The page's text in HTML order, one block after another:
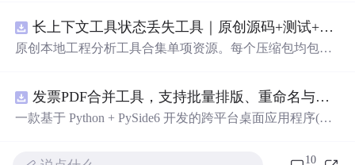
权环境下的可控实验与工程化思维。
长上下文工具状态丢失工具｜原创源码+测试+离线报告
原创本地工程分析工具合集单项资源。每个压缩包均包含
行效果图、README、运行说明、功能清单、MIT License
及原创授权声明。Node.js 18+ 可直接运行，零第三方运行
发票PDF合并工具，支持批量排版、重命名与查重（源码附安装部署教程）
一款基于 Python + PySide6 开发的跨平台桌面应用程序(支
10